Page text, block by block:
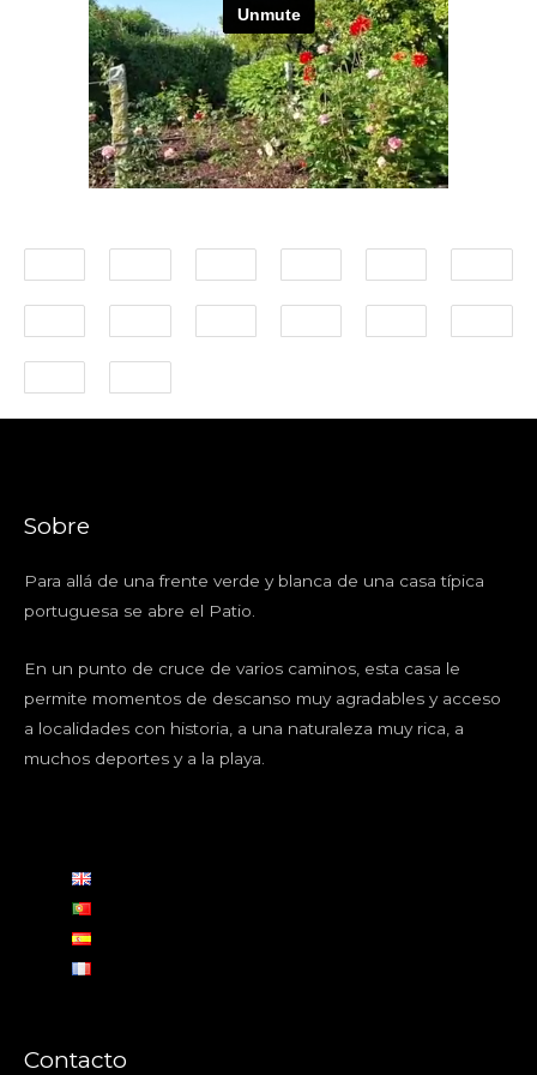
Sobre
Para allá de una frente verde y blanca de una casa típica
portuguesa se abre el Patio.
En un punto de cruce de varios caminos, esta casa le
permite momentos de descanso muy agradables y acceso
a localidades con historia, a una naturaleza muy rica, a
muchos deportes y a la playa.
Contacto